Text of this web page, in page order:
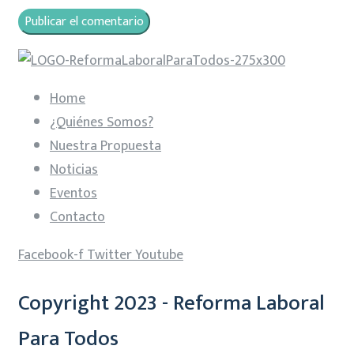
Home
¿Quiénes Somos?
Nuestra Propuesta
Noticias
Eventos
Contacto
Facebook-fTwitterYoutube
Copyright 2023 - Reforma Laboral
Para Todos